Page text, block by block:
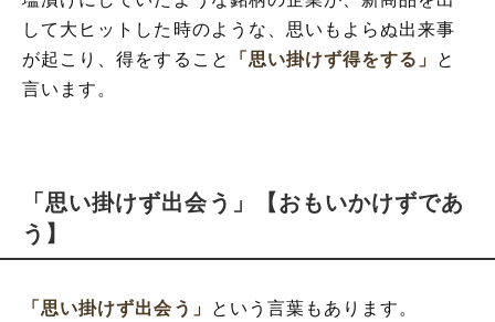
して大ヒットした時のような、思いもよらぬ出来事
が起こり、得をすること
「思い掛けず得をする」 と
言います。
「思い掛けず出会う」【おもいかけずであ
う】
「思い掛けず出会う」 という言葉もあります。